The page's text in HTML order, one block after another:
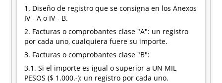
1. Diseño de registro que se consigna en los Anexos
IV - A o IV - B.
2. Facturas o comprobantes clase "A": un registro
por cada uno, cualquiera fuere su importe.
3. Facturas o comprobantes clase "B":
3.1. Si el importe es igual o superior a UN MIL
PESOS ($ 1.000.-): un registro por cada uno.